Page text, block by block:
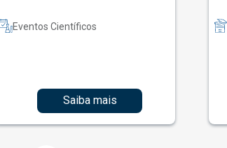
Eventos Científicos
Saiba mais